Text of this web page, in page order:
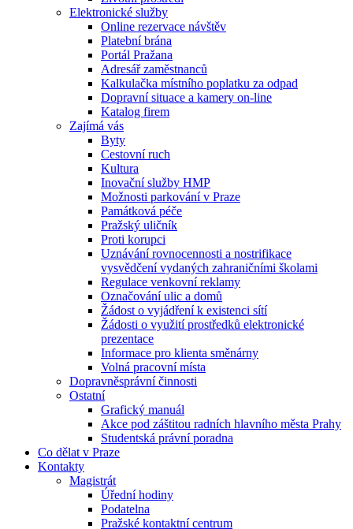
Elektronické služby
Online rezervace návštěv
Platební brána
Portál Pražana
Adresář zaměstnanců
Kalkulačka místního poplatku za odpad
Dopravní situace a kamery on-line
Katalog firem
Zajímá vás
Byty
Cestovní ruch
Kultura
Inovační služby HMP
Možnosti parkování v Praze
Památková péče
Pražský uličník
Proti korupci
Uznávání rovnocennosti a nostrifikace
vysvědčení vydaných zahraničními školami
Regulace venkovní reklamy
Označování ulic a domů
Žádost o vyjádření k existenci sítí
Žádosti o využití prostředků elektronické
prezentace
Informace pro klienta směnárny
Volná pracovní místa
Dopravněsprávní činnosti
Ostatní
Grafický manuál
Akce pod záštitou radních hlavního města Prahy
Studentská právní poradna
Co dělat v Praze
Kontakty
Magistrát
Úřední hodiny
Podatelna
Pražské kontaktní centrum